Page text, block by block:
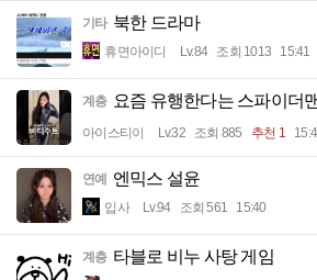
기타 북한 드라마
휴면아이디 Lv.84 조회 1013 15:41
계층 요즘 유행한다는 스파이더
아이스티이 Lv.32 조회 885 추천 1
연예 엔믹스 설윤
입사 Lv.94 조회 561 15:40
계층 타블로 비누 사탕 게임